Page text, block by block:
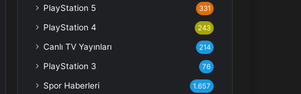
PlayStation 5 331
PlayStation 4 243
Canlı TV Yayınları 214
PlayStation 3 76
Spor Haberleri 1.657